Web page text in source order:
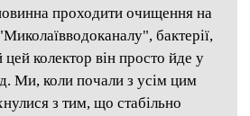
проходити очищення на
бактерії,
колектор він просто йде у
Ми, коли почали з усім цим
з тим, що стабільно